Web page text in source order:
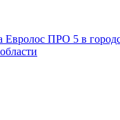
Евролос ПРО 5 в